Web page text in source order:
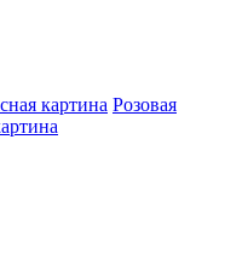
картина Розовая